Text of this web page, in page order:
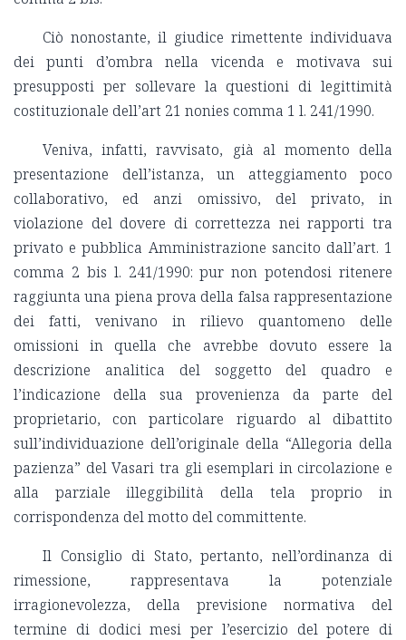
Ciò nonostante, il giudice rimettente individuava
dei punti d’ombra nella vicenda e motivava sui
presupposti per sollevare la questioni di legittimità
costituzionale dell’art 21 nonies comma 1 l. 241/1990.
Veniva, infatti, ravvisato, già al momento della
presentazione dell’istanza, un atteggiamento poco
collaborativo, ed anzi omissivo, del privato, in
violazione del dovere di correttezza nei rapporti tra
privato e pubblica Amministrazione sancito dall’art. 1
comma 2 bis l. 241/1990: pur non potendosi ritenere
raggiunta una piena prova della falsa rappresentazione
dei fatti, venivano in rilievo quantomeno delle
omissioni in quella che avrebbe dovuto essere la
descrizione analitica del soggetto del quadro e
l’indicazione della sua provenienza da parte del
proprietario, con particolare riguardo al dibattito
sull’individuazione dell’originale della “Allegoria della
pazienza” del Vasari tra gli esemplari in circolazione e
alla parziale illeggibilità della tela proprio in
corrispondenza del motto del committente.
Il Consiglio di Stato, pertanto, nell’ordinanza di
rimessione, rappresentava la potenziale
irragionevolezza, della previsione normativa del
termine di dodici mesi per l’esercizio del potere di